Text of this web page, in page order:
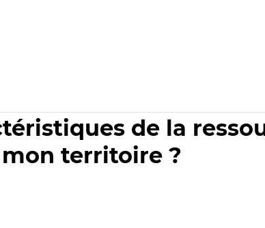
de la
territoire ?